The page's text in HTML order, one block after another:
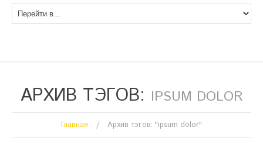
АРХИВ ТЭГОВ: IPSUM DOLOR
Главная Архив тэгов: "ipsum dolor"